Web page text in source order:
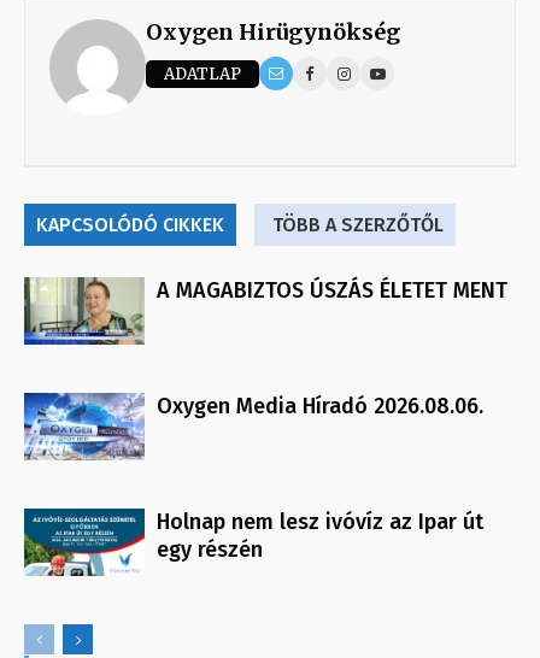
Oxygen Hirügynökség
ADATLAP
KAPCSOLÓDÓ CIKKEK TÖBB A SZERZŐTŐL
A MAGABIZTOS ÚSZÁS ÉLETET MENT
Oxygen Media Híradó 2026.08.06.
Holnap nem lesz ivóvíz az Ipar út
egy részén